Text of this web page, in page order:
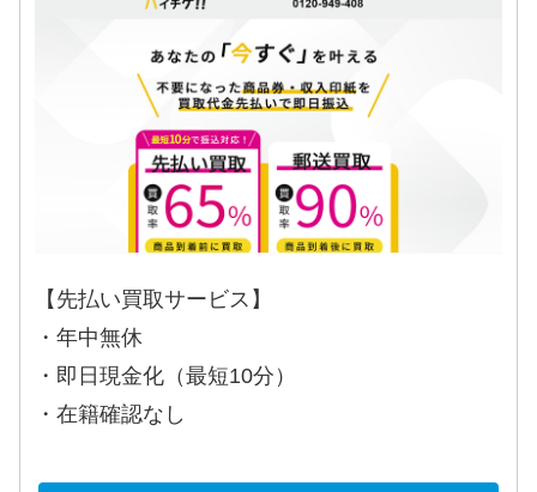
【先払い買取サービス】
・年中無休
・即日現金化（最短10分）
・在籍確認なし